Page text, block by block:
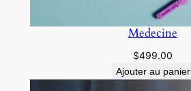
Medecine
$499.00
Ajouter au panier